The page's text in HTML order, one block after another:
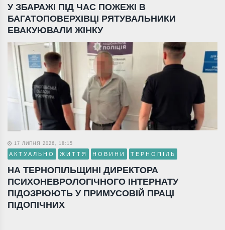
У ЗБАРАЖІ ПІД ЧАС ПОЖЕЖІ В
БАГАТОПОВЕРХІВЦІ РЯТУВАЛЬНИКИ
ЕВАКУЮВАЛИ ЖІНКУ
17 ЛИПНЯ 2026, 18:15
АКТУАЛЬНО ЖИТТЯ НОВИНИ ТЕРНОПІЛЬ
НА ТЕРНОПІЛЬЩИНІ ДИРЕКТОРА
ПСИХОНЕВРОЛОГІЧНОГО ІНТЕРНАТУ
ПІДОЗРЮЮТЬ У ПРИМУСОВІЙ ПРАЦІ
ПІДОПІЧНИХ